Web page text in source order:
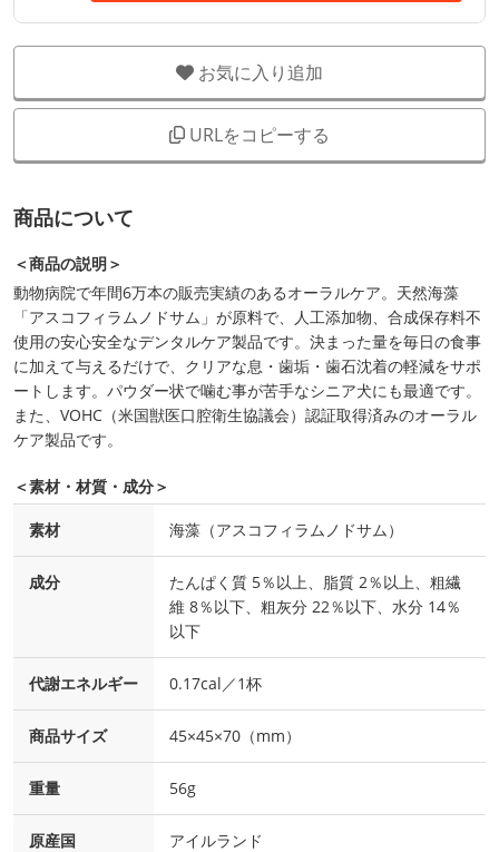
お気に入り追加
URLをコピーする
商品について
＜商品の説明＞
動物病院で年間6万本の販売実績のあるオーラルケア。天然海藻
「アスコフィラムノドサム」が原料で、人工添加物、合成保存料不
使用の安心安全なデンタルケア製品です。決まった量を毎日の食事
に加えて与えるだけで、クリアな息・歯垢・歯石沈着の軽減をサポ
ートします。パウダー状で噛む事が苦手なシニア犬にも最適です。
また、VOHC（米国獣医口腔衛生協議会）認証取得済みのオーラル
ケア製品です。
＜素材・材質・成分＞
素材 海藻（アスコフィラムノドサム）
成分
たんぱく質 5％以上、脂質 2％以上、粗繊
維 8％以下、粗灰分 22％以下、水分 14％
以下
代謝エネルギー 0.17cal／1杯
商品サイズ 45×45×70（mm）
重量 56g
原産国 アイルランド